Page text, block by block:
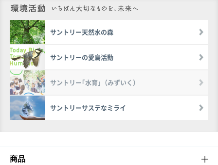
サントリー天然水の森
サントリーの愛鳥活動
サントリー｢水育｣（みずいく）
サントリーサステなミライ
商品